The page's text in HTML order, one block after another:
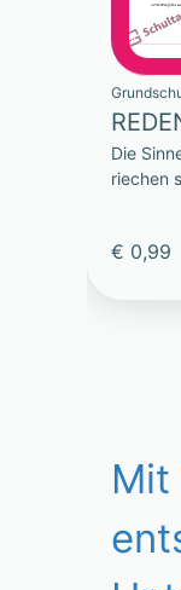
Die
riechen
€ 0,99
Mit